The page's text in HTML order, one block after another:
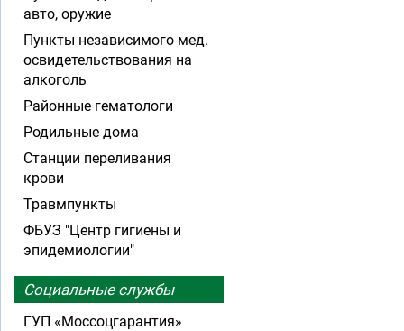
авто, оружие
Пункты независимого мед.
освидетельствования на
алкоголь
Районные гематологи
Родильные дома
Станции переливания
крови
Травмпункты
ФБУЗ "Центр гигиены и
эпидемиологии"
Социальные службы
ГУП «Моссоцгарантия»